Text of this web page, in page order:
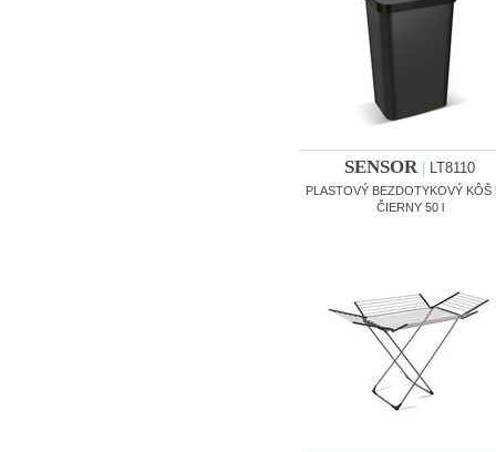
SENSOR| LT8110
PLASTOVÝ BEZDOTYKOVÝ KÔŠ
ČIERNY 50 l